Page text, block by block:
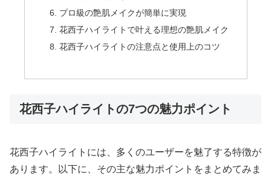
プロ級の艶肌メイクが簡単に実現
花西子ハイライトで叶える理想の艶肌メイク
花西子ハイライトの注意点と使用上のコツ
花西子ハイライトの7つの魅力ポイント
花西子ハイライトには、多くのユーザーを魅了する特徴が
あります。以下に、その主な魅力ポイントをまとめてみま